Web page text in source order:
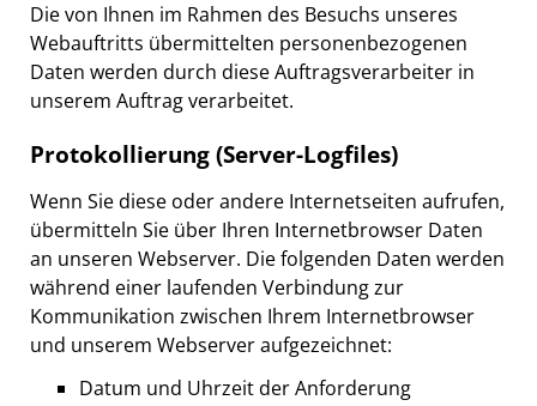
Die von Ihnen im Rahmen des Besuchs unseres
Webauftritts übermittelten personenbezogenen
Daten werden durch diese Auftragsverarbeiter in
unserem Auftrag verarbeitet.
Protokollierung (Server-Logfiles)
Wenn Sie diese oder andere Internetseiten aufrufen,
übermitteln Sie über Ihren Internetbrowser Daten
an unseren Webserver. Die folgenden Daten werden
während einer laufenden Verbindung zur
Kommunikation zwischen Ihrem Internetbrowser
und unserem Webserver aufgezeichnet:
Datum und Uhrzeit der Anforderung